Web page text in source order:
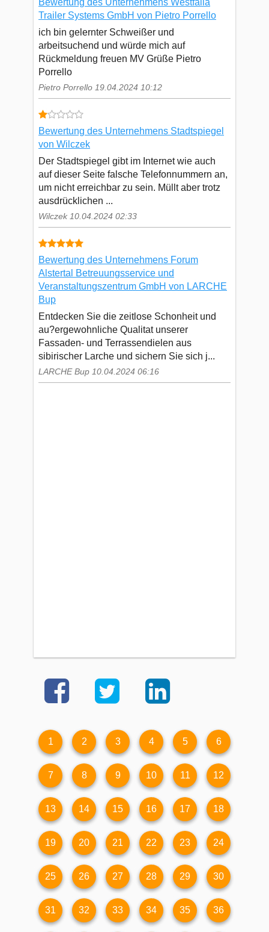
Bewertung des Unternehmens Westfalia
Trailer Systems GmbH von Pietro Porrello
ich bin gelernter Schweißer und
arbeitsuchend und würde mich auf
Rückmeldung freuen MV Grüße Pietro
Porrello
Pietro Porrello 19.04.2024 10:12
Bewertung des Unternehmens Stadtspiegel
von Wilczek
Der Stadtspiegel gibt im Internet wie auch
auf dieser Seite falsche Telefonnummern an,
um nicht erreichbar zu sein. Müllt aber trotz
ausdrücklichen ...
Wilczek 10.04.2024 02:33
Bewertung des Unternehmens Forum
Alstertal Betreuungsservice und
Veranstaltungszentrum GmbH von LARCHE
Bup
Entdecken Sie die zeitlose Schonheit und
au?ergewohnliche Qualitat unserer
Fassaden- und Terrassendielen aus
sibirischer Larche und sichern Sie sich j...
LARCHE Bup 10.04.2024 06:16
1 2 3 4 5 6
7 8 9 10 11 12
13 14 15 16 17 18
19 20 21 22 23 24
25 26 27 28 29 30
31 32 33 34 35 36